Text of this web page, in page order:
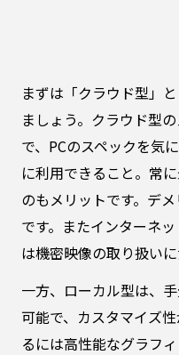
まずは「クラウド型」
ましょう。クラウド型
で、PCのスペックを気
に利用できること。常
のもメリットです。デ
です。またインターネ
は機密映像の取り扱い
一方、ローカル型は、
可能で、カスタマイズ
るには高性能なグラフ